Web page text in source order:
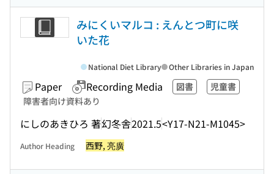
みにくいマルコ : えんとつ町に咲
いた花
Paper Recording Media 図書
児童書
障害者向け資料あり
にしのあきひろ 著幻冬舎2021.5<Y17-N21-M1045>
National Diet Library Other Libraries in Japan
Author Heading 西野, 亮廣